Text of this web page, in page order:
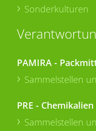
Sonderkulturen
PAMIRA -
Sammelstellen
PRE -
Sammelstellen